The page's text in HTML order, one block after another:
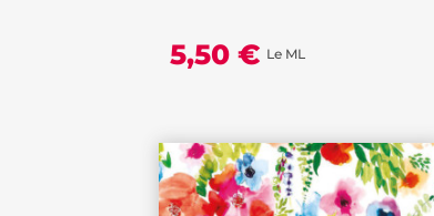
5,50 € Le ML